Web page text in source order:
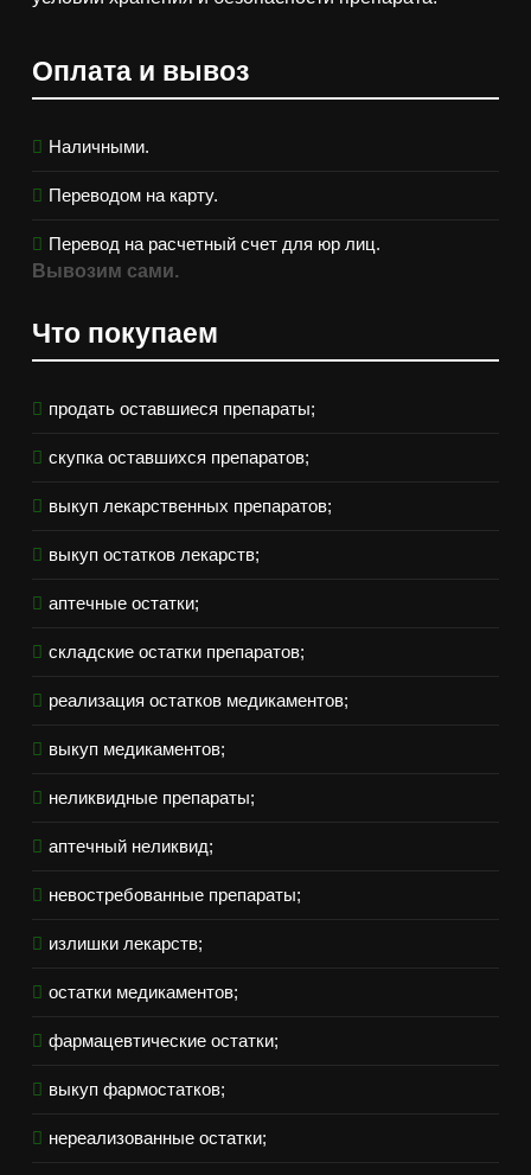
Оплата и вывоз
Наличными.
Переводом на карту.
Перевод на расчетный счет для юр лиц.
Вывозим сами.
Что покупаем
продать оставшиеся препараты;
скупка оставшихся препаратов;
выкуп лекарственных препаратов;
выкуп остатков лекарств;
аптечные остатки;
складские остатки препаратов;
реализация остатков медикаментов;
выкуп медикаментов;
неликвидные препараты;
аптечный неликвид;
невостребованные препараты;
излишки лекарств;
остатки медикаментов;
фармацевтические остатки;
выкуп фармостатков;
нереализованные остатки;